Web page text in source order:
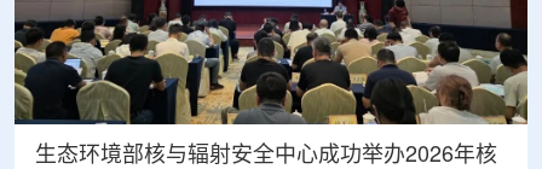
生态环境部核与辐射安全中心成功举办2026年核